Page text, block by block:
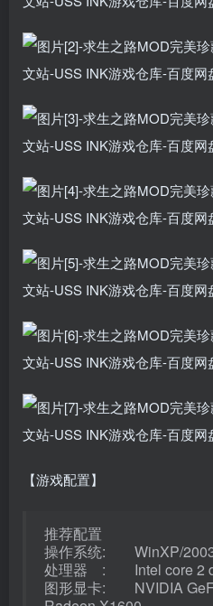
【游戏配置】
推荐配置
操作系统: WinXP/
处理器 : Intel core 2
图形显卡: NVIDIA